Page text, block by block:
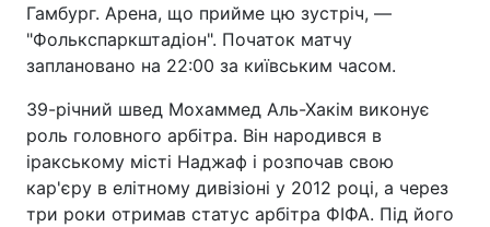
Гамбург. Арена, що прийме цю зустріч, —
"Фолькспаркштадіон". Початок матчу
заплановано на 22:00 за київським часом.
39-річний швед Мохаммед Аль-Хакім виконує
роль головного арбітра. Він народився в
іракському місті Наджаф і розпочав свою
кар'єру в елітному дивізіоні у 2012 році, а через
три роки отримав статус арбітра ФІФА. Під його